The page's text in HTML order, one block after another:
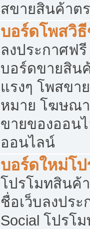
สขายสินค้าต
บอร์ดโพสวิ
ลงประกาศฟรี
บอร์ดขายสิน
แรงๆ โพสขา
หมาย โฆษณ
ขายของออน
ออนไลน์
บอร์ดใหม่โ
โปรโมทสินค้
ชื่อเว็บลงปร
Social โปรโ